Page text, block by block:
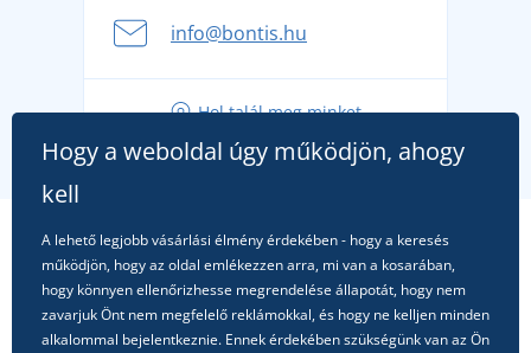
A nyári kaland a csomagolással kezdődik - készüljön
fel a gondtalan nyaralásra
alkalomra!
info@bontis.hu
Hol talál meg minket
Hogy a weboldal úgy működjön, ahogy
kell
A lehető legjobb vásárlási élmény érdekében - hogy a keresés
működjön, hogy az oldal emlékezzen arra, mi van a kosarában,
hogy könnyen ellenőrizhesse megrendelése állapotát, hogy nem
zavarjuk Önt nem megfelelő reklámokkal, és hogy ne kelljen minden
alkalommal bejelentkeznie. Ennek érdekében szükségünk van az Ön